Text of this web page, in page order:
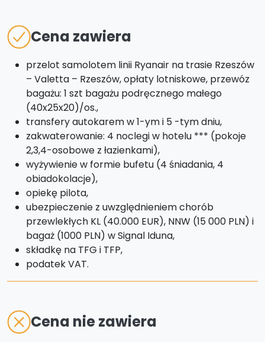
Cena zawiera
przelot samolotem linii Ryanair na trasie Rzeszów
– Valetta – Rzeszów, opłaty lotniskowe, przewóz
bagażu: 1 szt bagażu podręcznego małego
(40x25x20)/os.,
transfery autokarem w 1-ym i 5 -tym dniu,
zakwaterowanie: 4 noclegi w hotelu *** (pokoje
2,3,4-osobowe z łazienkami),
wyżywienie w formie bufetu (4 śniadania, 4
obiadokolacje),
opiekę pilota,
ubezpieczenie z uwzględnieniem chorób
przewlekłych KL (40.000 EUR), NNW (15 000 PLN) i
bagaż (1000 PLN) w Signal Iduna,
składkę na TFG i TFP,
podatek VAT.
Cena nie zawiera